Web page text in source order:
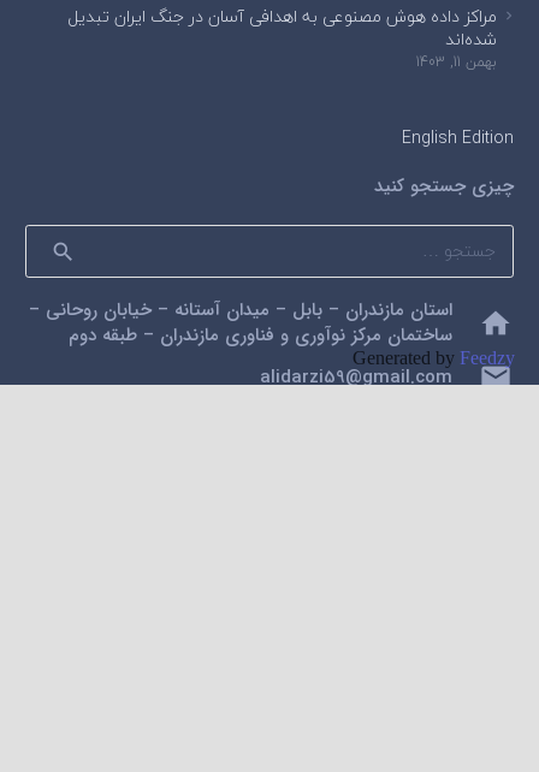
مراکز داده هوش مصنوعی به اهدافی آسان در جنگ ایران تبدیل
شده‌اند
بهمن 11, 1403
English Edition
چیزی جستجو کنید
جستجو
برای:
home
استان مازندران – بابل – میدان آستانه – خیابان روحانی –
ساختمان مرکز نوآوری و فناوری مازندران – طبقه دوم
mail
alidarzi59@gmail.com
Generated by Feedzy